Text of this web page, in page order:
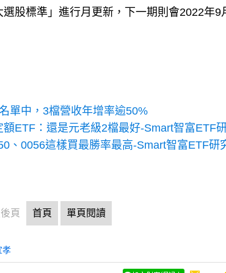
股標準」進行月更新，下一期則會2022年9
單中，3檔營收年增率逾50%
ETF：還是元老級2檔最好-Smart智富ETF
、0056這樣買最勝率最高-Smart智富ETF研
頁 首頁 單頁閱讀
孝